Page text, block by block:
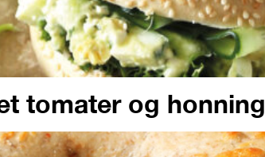
tomater og honning